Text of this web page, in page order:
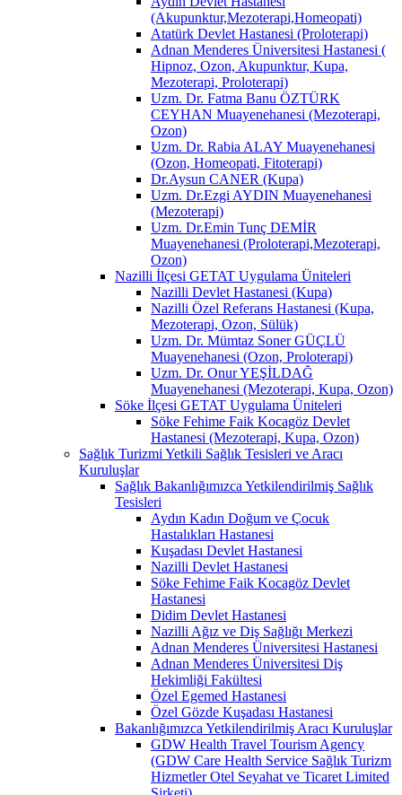
(Akupunktur,Mezoterapi,Homeopati)
Atatürk Devlet Hastanesi (Proloterapi)
Adnan Menderes Üniversitesi Hastanesi (
Hipnoz, Ozon, Akupunktur, Kupa,
Mezoterapi, Proloterapi)
Uzm. Dr. Fatma Banu ÖZTÜRK
CEYHAN Muayenehanesi (Mezoterapi,
Ozon)
Uzm. Dr. Rabia ALAY Muayenehanesi
(Ozon, Homeopati, Fitoterapi)
Dr.Aysun CANER (Kupa)
Uzm. Dr.Ezgi AYDIN Muayenehanesi
(Mezoterapi)
Uzm. Dr.Emin Tunç DEMİR
Muayenehanesi (Proloterapi,Mezoterapi,
Ozon)
Nazilli İlçesi GETAT Uygulama Üniteleri
Nazilli Devlet Hastanesi (Kupa)
Nazilli Özel Referans Hastanesi (Kupa,
Mezoterapi, Ozon, Sülük)
Uzm. Dr. Mümtaz Soner GÜÇLÜ
Muayenehanesi (Ozon, Proloterapi)
Uzm. Dr. Onur YEŞİLDAĞ
Muayenehanesi (Mezoterapi, Kupa, Ozon)
Söke İlçesi GETAT Uygulama Üniteleri
Söke Fehime Faik Kocagöz Devlet
Hastanesi (Mezoterapi, Kupa, Ozon)
Sağlık Turizmi Yetkili Sağlık Tesisleri ve Aracı
Kuruluşlar
Sağlık Bakanlığımızca Yetkilendirilmiş Sağlık
Tesisleri
Aydın Kadın Doğum ve Çocuk
Hastalıkları Hastanesi
Kuşadası Devlet Hastanesi
Nazilli Devlet Hastanesi
Söke Fehime Faik Kocagöz Devlet
Hastanesi
Didim Devlet Hastanesi
Nazilli Ağız ve Diş Sağlığı Merkezi
Adnan Menderes Üniversitesi Hastanesi
Adnan Menderes Üniversitesi Diş
Hekimliği Fakültesi
Özel Egemed Hastanesi
Özel Gözde Kuşadası Hastanesi
Bakanlığımızca Yetkilendirilmiş Aracı Kuruluşlar
GDW Health Travel Tourism Agency
(GDW Care Health Service Sağlık Turizm
Hizmetler Otel Seyahat ve Ticaret Limited